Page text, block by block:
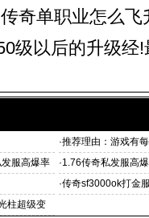
奇单职业怎么飞
级以后的升级经
·推荐理由：游戏有
服高爆率
·1.76传奇私发服高
率的免费传奇,为zh
·传奇sf3000ok打金
柱超级变